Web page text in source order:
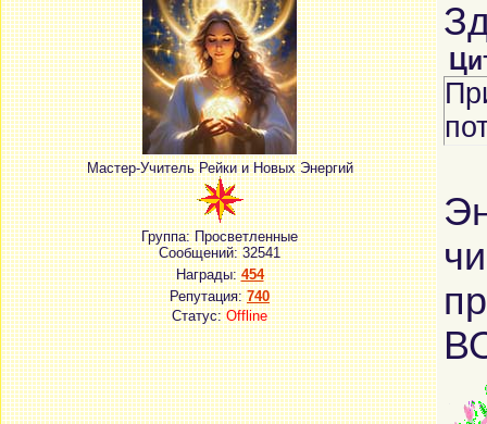
Мастер-Учитель Рейки и Новых Энергий
Группа: Просветленные
Сообщений:32541
Награды:454
Репутация:740
Статус:Offline